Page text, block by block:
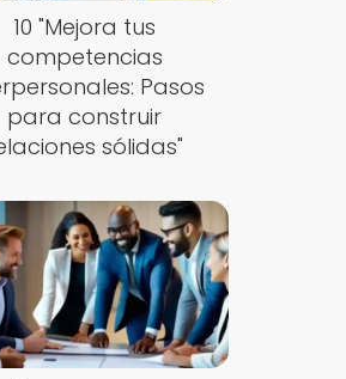
10 "Mejora tus
competencias
Pasos
para construir
sólidas"